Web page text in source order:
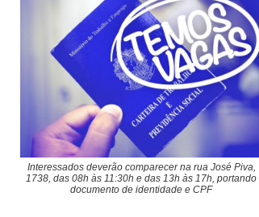
Interessados deverão comparecer na rua José Piva,
1738, das 08h às 11:30h e das 13h às 17h, portando
documento de identidade e CPF